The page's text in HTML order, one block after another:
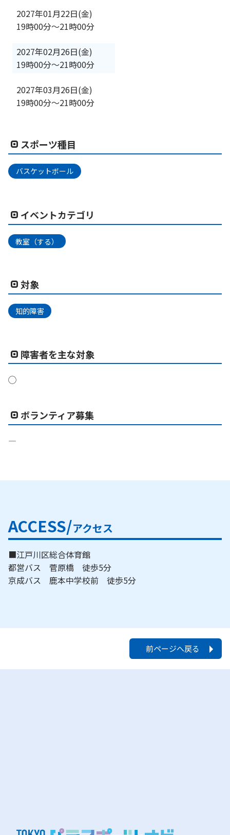
2027年01月22日(金)
19時00分〜21時00分
2027年02月26日(金)
19時00分〜21時00分
2027年03月26日(金)
19時00分〜21時00分
スポーツ種目
バスケットボール
イベントカテゴリ
教室（する）
対象
知的障害
障害者を主な対象
◯
ボランティア募集
―
ACCESS/アクセス
■江戸川区総合体育館
都営バス 菅原橋 徒歩5分
京成バス 鹿本中学校前 徒歩5分
前ページへ戻る